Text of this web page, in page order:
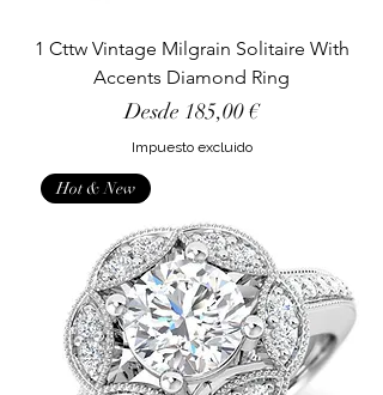
1 Cttw Vintage Milgrain Solitaire With
Accents Diamond Ring
Desde 185,00 €
Precio de oferta
Impuesto excluido
Hot & New